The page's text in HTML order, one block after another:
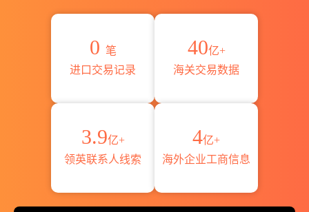
0 笔
进口交易记录
40亿+
海关交易数据
3.9亿+
领英联系人线索
4亿+
海外企业工商信息